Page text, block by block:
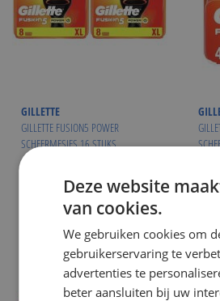
GILLETTE
GILLETTE FUSION5 POWER
SCHEERMESJES 16 STUKS
NU:
( ADVIESPRIJS€ 81,99 )
WINKELMANDJE
Op voorraad
(
Deze website
van cookies.
We gebruiken cookies om
gebruikerservaring te
advertenties te
beter aansluiten bij uw